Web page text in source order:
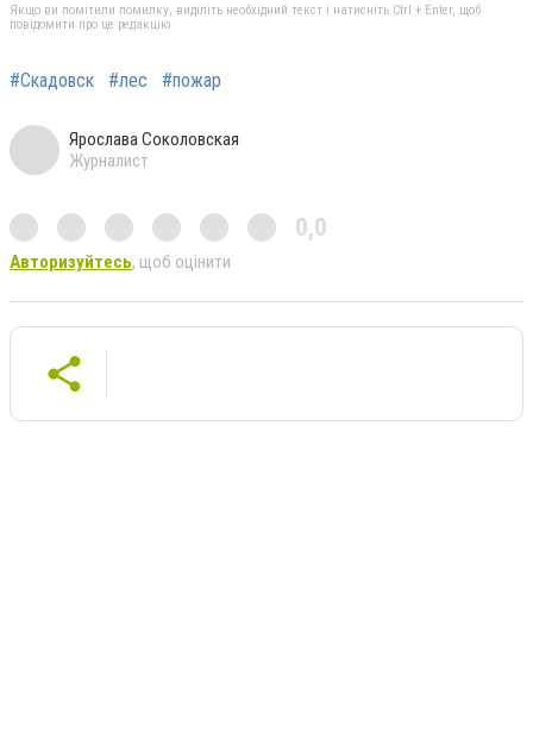
Якщо ви помітили помилку, виділіть необхідний текст і натисніть Ctrl + Enter, щоб
повідомити про це редакцію
#Скадовск #лес #пожар
Ярослава Соколовская
Журналист
0,0
Авторизуйтесь, щоб оцінити